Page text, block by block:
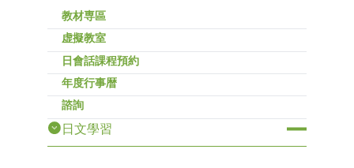
教材専區
虚擬教室
日會話課程預約
年度行事暦
諮詢
日文學習